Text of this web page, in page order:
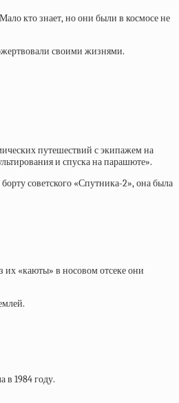
кто знает, но они были в космосе не
своими жизнями.
путешествий с экипажем на
и спуска на парашюте».
советского «Спутника-2», она была
их «каюты» в носовом отсеке они
в 1984 году.